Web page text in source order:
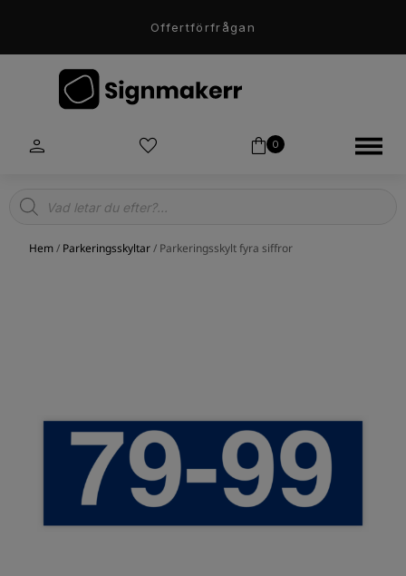
Offertförfrågan
0
Products
search
Hem/ Parkeringsskyltar/ Parkeringsskylt fyra siffror